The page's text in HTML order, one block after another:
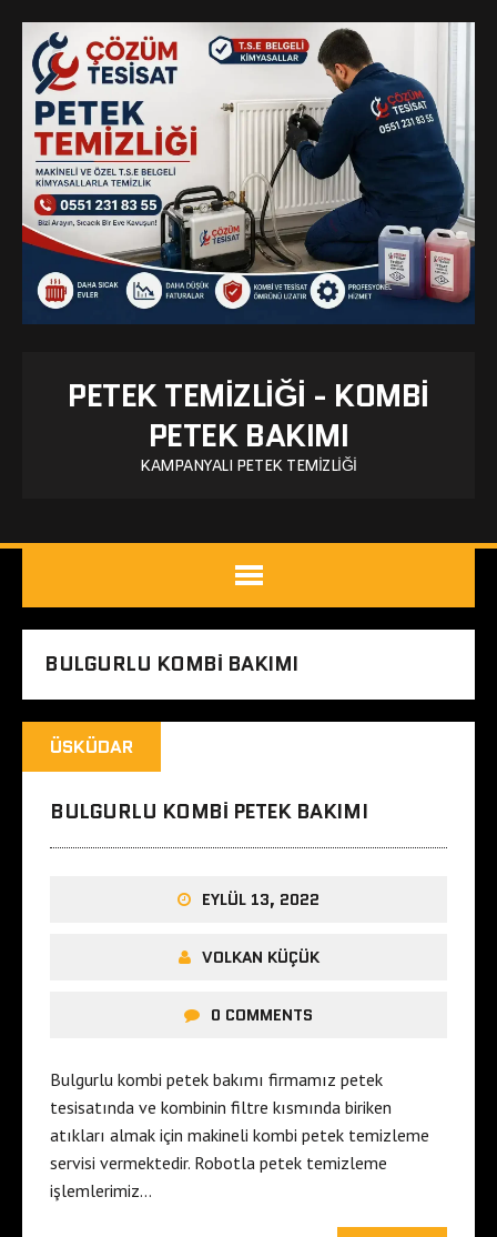
PETEK TEMIZLIĞI - KOMBI
PETEK BAKIMI
KAMPANYALI PETEK TEMIZLIĞI
BULGURLU KOMBI BAKIMI
ÜSKÜDAR
BULGURLU KOMBI PETEK BAKIMI
EYLÜL 13, 2022
VOLKAN KÜÇÜK
0 COMMENTS
Bulgurlu kombi petek bakımı firmamız petek
tesisatında ve kombinin filtre kısmında biriken
atıkları almak için makineli kombi petek temizleme
servisi vermektedir. Robotla petek temizleme
işlemlerimiz…